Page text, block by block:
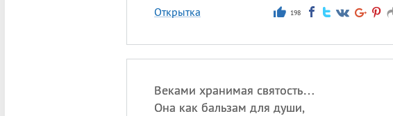
Открытка 198
Веками хранимая святость…
Она как бальзам для души,